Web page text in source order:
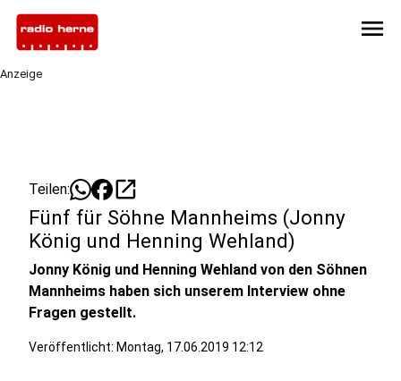
menu
Anzeige
Teilen: open_in_new
Fünf für Söhne Mannheims (Jonny
König und Henning Wehland)
Jonny König und Henning Wehland von den Söhnen
Mannheims haben sich unserem Interview ohne
Fragen gestellt.
Veröffentlicht: Montag, 17.06.2019 12:12